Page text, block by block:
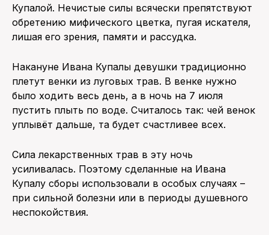
Купалой. Нечистые силы всячески препятствуют
обретению мифического цветка, пугая искателя,
лишая его зрения, памяти и рассудка.
Накануне Ивана Купалы девушки традиционно
плетут венки из луговых трав. В венке нужно
было ходить весь день, а в ночь на 7 июля
пустить плыть по воде. Считалось так: чей венок
уплывёт дальше, та будет счастливее всех.
Сила лекарственных трав в эту ночь
усиливалась. Поэтому сделанные на Ивана
Купалу сборы использовали в особых случаях –
при сильной болезни или в периоды душевного
неспокойствия.